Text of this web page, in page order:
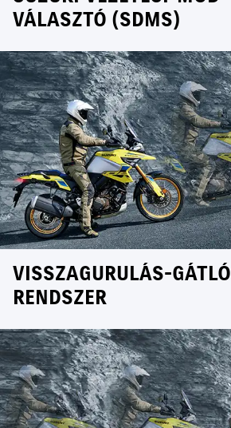
VÁLASZTÓ (SDMS)
VISSZAGURULÁS-GÁTLÓ
RENDSZER